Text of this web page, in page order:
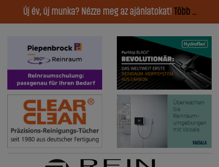
Új év, új munka? Nézze meg az ajánlatokat! Több ...